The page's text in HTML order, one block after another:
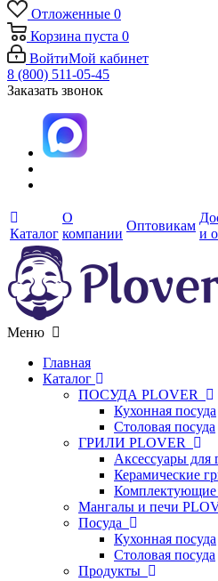
Отложенные 0
Корзина пуста 0
ВойтиМой кабинет
8 (800) 511-05-45
Заказать звонок
Каталог
О
компании
Оптовикам
и
Меню
Главная
Каталог
ПОСУДА PLOVER
Кухонная посуда
Столовая посуда
ГРИЛИ PLOVER
Аксессуары для
Керамические
Комплектующие
Мангалы и печи
Посуда
Кухонная посуда
Столовая посуда
Продукты